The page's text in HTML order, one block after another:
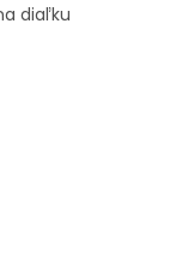
diaľku